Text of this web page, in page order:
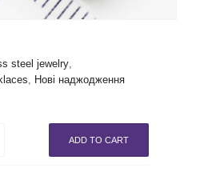
steel jewelry,
, Нові наджодження
ADD TO CART